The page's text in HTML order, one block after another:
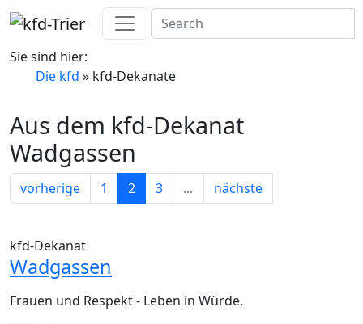
Sie sind hier:
Die kfd » kfd-Dekanate
Aus dem kfd-Dekanat
Wadgassen
vorherige 1 2 3 ... nächste
kfd-Dekanat
Wadgassen
Frauen und Respekt - Leben in Würde.